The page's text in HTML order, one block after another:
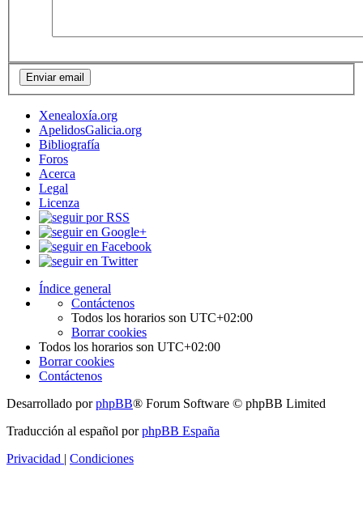
Xenealoxía.org
ApelidosGalicia.org
Bibliografía
Foros
Acerca
Legal
Licenza
Índice general
Contáctenos
Todos los horarios son UTC+02:00
Borrar cookies
Todos los horarios son UTC+02:00
Borrar cookies
Contáctenos
Desarrollado porphpBB® Forum Software © phpBB Limited
Traducción al español porphpBB España
Privacidad
Condiciones